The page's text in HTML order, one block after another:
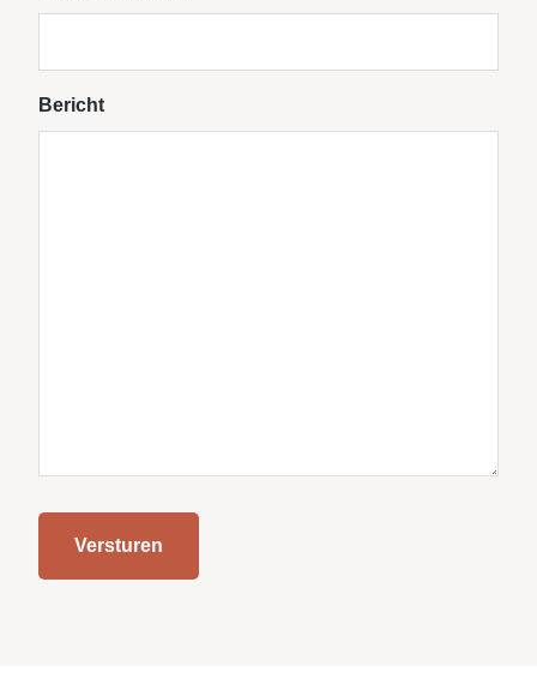
Bericht
Versturen